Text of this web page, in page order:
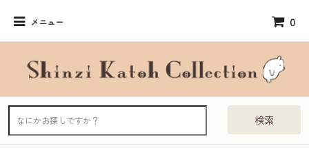
メニュー 0
検索